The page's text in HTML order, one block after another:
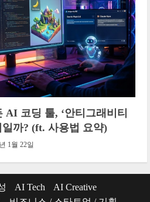
AI 코딩 툴, ‘안티그래비티
까? (ft. 사용법 요약)
1월 22일
AI Tech
AI Creative